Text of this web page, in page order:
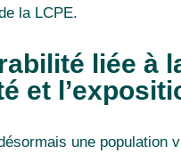
la LCPE.
liée à
et
une population